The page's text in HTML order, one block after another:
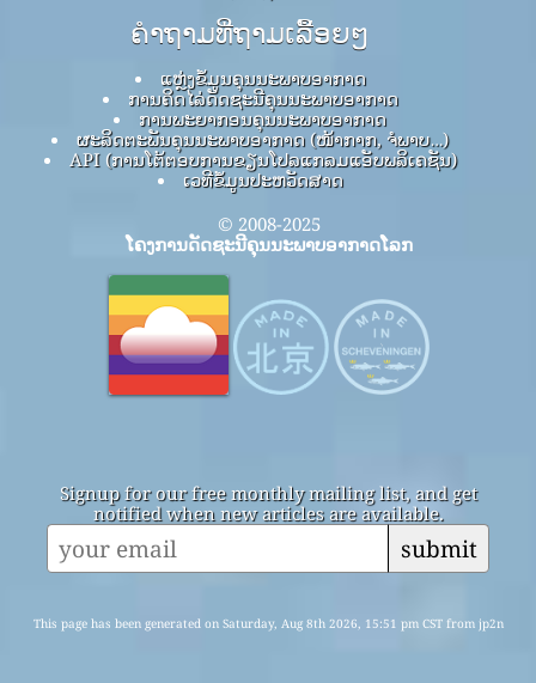
ຄໍາຖາມທີ່ຖາມເລື້ອຍໆ
ແຫຼ່ງຂໍ້ມູນຄຸນນະພາບອາກາດ
ການຄິດໄລ່ດັດຊະນີຄຸນນະພາບອາກາດ
ການພະຍາກອນຄຸນນະພາບອາກາດ
ຜະລິດຕະພັນຄຸນນະພາບອາກາດ (ໜ້າກາກ, ຈໍພາບ…)
API (ການໂຕ້ຕອບການຂຽນໂປລແກລມແອັບພລິເຄຊັນ)
ເວທີຂໍ້ມູນປະຫວັດສາດ
© 2008-2025
ໂຄງການດັດຊະນີຄຸນນະພາບອາກາດໂລກ
Signup for our free monthly mailing list, and get
notified when new articles are available.
submit
This page has been generated on Saturday, Aug 8th 2026, 15:51 pm CST from jp2n